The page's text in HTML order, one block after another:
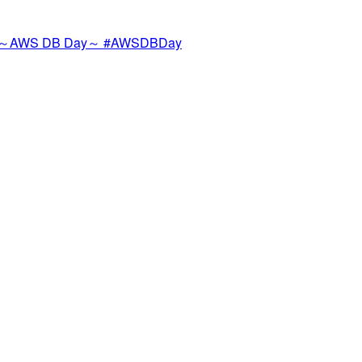
AWS DB Day～ #AWSDBDay